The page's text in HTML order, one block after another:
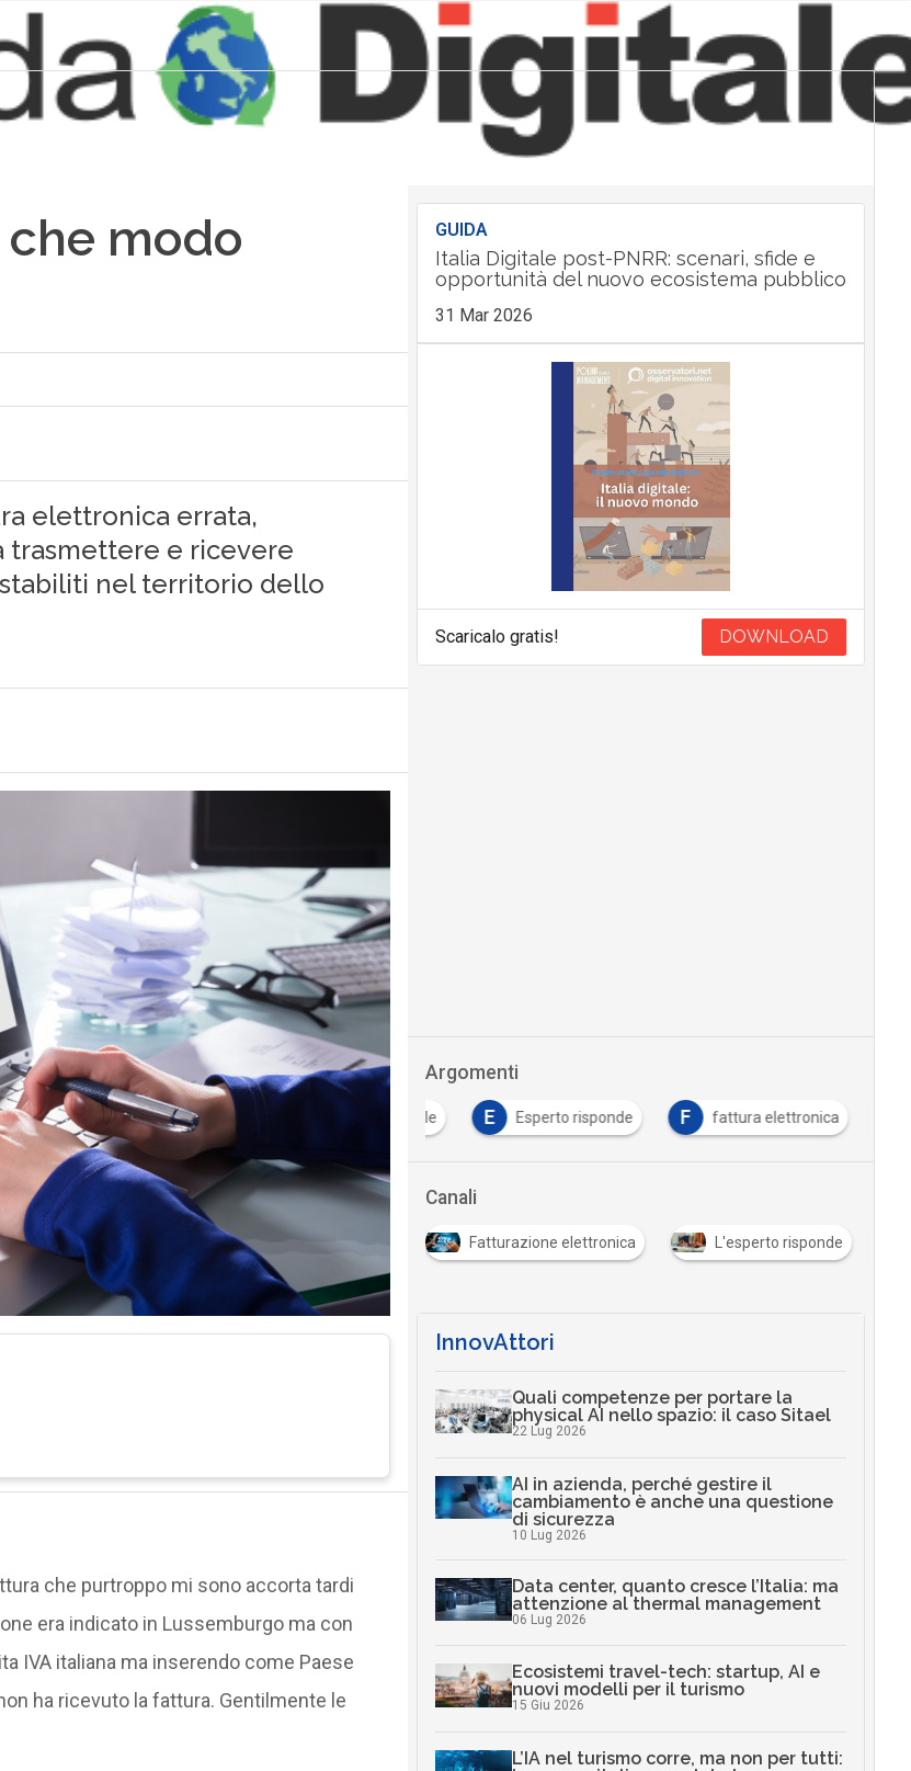
modo
elettronica errata,
trasmettere e ricevere
nel territorio dello
che purtroppo mi sono accorta tardi
era indicato in Lussemburgo ma con
IVA italiana ma inserendo come Paese
ha ricevuto la fattura. Gentilmente le
GUIDA
Italia Digitale post-PNRR: scenari, sfide e
opportunità del nuovo ecosistema pubblico
31 Mar 2026
Scaricalo gratis! DOWNLOAD
Argomenti
conservazione digitale E Esperto risponde F fattura elettronica
Canali
Fatturazione elettronica L'esperto risponde
InnovAttori
Quali competenze per portare la
physical AI nello spazio: il caso Sitael
22 Lug 2026
AI in azienda, perché gestire il
cambiamento è anche una questione
di sicurezza
10 Lug 2026
Data center, quanto cresce l’Italia: ma
attenzione al thermal management
06 Lug 2026
Ecosistemi travel-tech: startup, AI e
nuovi modelli per il turismo
15 Giu 2026
L’IA nel turismo corre, ma non per tutti: